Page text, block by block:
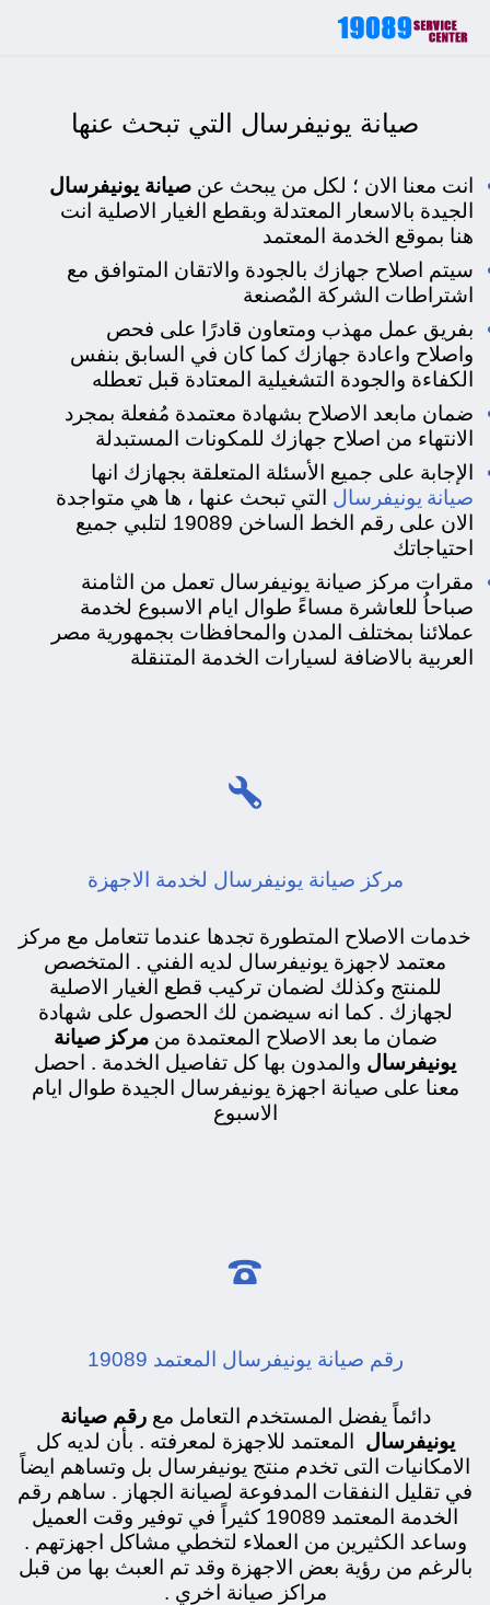
صيانة يونيفرسال التي تبحث عنها
انت معنا الان ؛ لكل من يبحث عن صيانة يونيفرسال
الجيدة بالاسعار المعتدلة وبقطع الغيار الاصلية انت
هنا بموقع الخدمة المعتمد
سيتم اصلاح جهازك بالجودة والاتقان المتوافق مع
اشتراطات الشركة المٌصنعة
بفريق عمل مهذب ومتعاون قادرًا على فحص
واصلاح واعادة جهازك كما كان في السابق بنفس
الكفاءة والجودة التشغيلية المعتادة قبل تعطله
ضمان مابعد الاصلاح بشهادة معتمدة مُفعلة بمجرد
الانتهاء من اصلاح جهازك للمكونات المستبدلة
الإجابة على جميع الأسئلة المتعلقة بجهازك انها
صيانة يونيفرسال التي تبحث عنها ، ها هي متواجدة
الان على رقم الخط الساخن 19089 لتلبي جميع
احتياجاتك
مقرات مركز صيانة يونيفرسال تعمل من الثامنة
صباحاُ للعاشرة مساءً طوال ايام الاسبوع لخدمة
عملائنا بمختلف المدن والمحافظات بجمهورية مصر
العربية بالاضافة لسيارات الخدمة المتنقلة

مركز صيانة يونيفرسال لخدمة الاجهزة
خدمات الاصلاح المتطورة تجدها عندما تتعامل مع مركز
معتمد لاجهزة يونيفرسال لديه الفني . المتخصص
للمنتج وكذلك لضمان تركيب قطع الغيار الاصلية
لجهازك . كما انه سيضمن لك الحصول على شهادة
ضمان ما بعد الاصلاح المعتمدة منمركز صيانة
يونيفرسال والمدون بها كل تفاصيل الخدمة . احصل
معنا على صيانة اجهزة يونيفرسال الجيدة طوال ايام
الاسبوع

رقم صيانة يونيفرسال المعتمد 19089
دائماً يفضل المستخدم التعامل معرقم صيانة
يونيفرسال المعتمد للاجهزة لمعرفته . بأن لديه كل
الامكانيات التى تخدم منتج يونيفرسال بل وتساهم ايضاً
في تقليل النفقات المدفوعة لصيانة الجهاز . ساهم رقم
الخدمة المعتمد 19089 كثيراً في توفير وقت العميل
وساعد الكثيرين من العملاء لتخطي مشاكل اجهزتهم .
بالرغم من رؤية بعض الاجهزة وقد تم العبث بها من قبل
مراكز صيانة اخري .
صيانة يونيفرسال رقم مركز الخدمة في مصر